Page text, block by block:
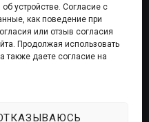
устройстве. Согласие с
как поведение при
или отзыв согласия
Продолжая использовать
также даете согласие на